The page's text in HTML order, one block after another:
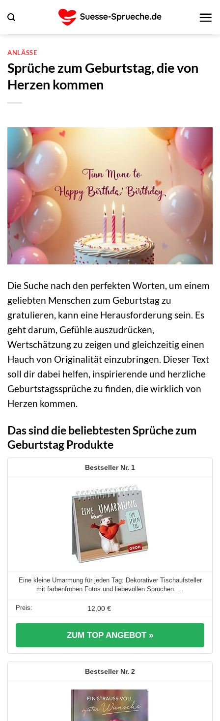
Inhalt
springen
ANLÄSSE
Sprüche zum Geburtstag, die von
Herzen kommen
Die Suche nach den perfekten Worten, um einem
geliebten Menschen zum Geburtstag zu
gratulieren, kann eine Herausforderung sein. Es
geht darum, Gefühle auszudrücken,
Wertschätzung zu zeigen und gleichzeitig einen
Hauch von Originalität einzubringen. Dieser Text
soll dir dabei helfen, inspirierende und herzliche
Geburtstagssprüche zu finden, die wirklich von
Herzen kommen.
Das sind die beliebtesten Sprüche zum
Geburtstag Produkte
1
Eine kleine Umarmung für jeden Tag: Dekorativer Tischaufsteller
mit farbenfrohen Fotos und liebevollen Sprüchen. ...
12,00 €
ZUM TOP ANGEBOT »
2